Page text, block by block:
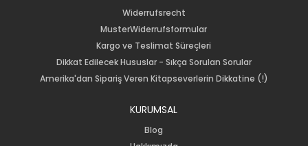
Widerrufsrecht
MusterWiderrufsformular
Kargo ve Teslimat Süreçleri
Dikkat Edilecek Hususlar - Sıkça Sorulan Sorular
Amerika'dan Sipariş Veren Kitapseverlerin Dikkatine (!)
KURUMSAL
Blog